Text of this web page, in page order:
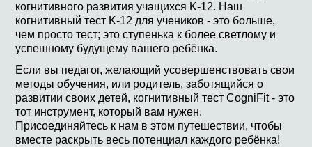
когнитивного развития учащихся K-12. Наш
когнитивный тест K-12 для учеников - это больше,
чем просто тест; это ступенька к более светлому и
успешному будущему вашего ребёнка.
Если вы педагог, желающий усовершенствовать свои
методы обучения, или родитель, заботящийся о
развитии своих детей, когнитивный тест CogniFit - это
тот инструмент, который вам нужен.
Присоединяйтесь к нам в этом путешествии, чтобы
вместе раскрыть весь потенциал каждого ребёнка!